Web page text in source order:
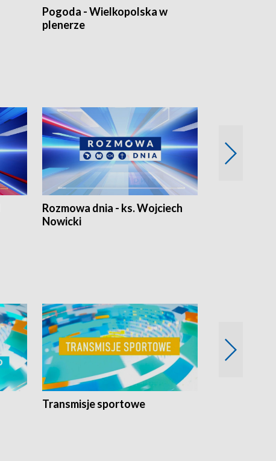
Pogoda - Wielkopolska w
plenerze
Rozmowa dnia - ks. Wojciech
Nowicki
Transmisje sportowe